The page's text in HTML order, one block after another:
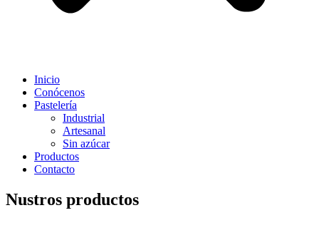
Inicio
Conócenos
Pastelería
Industrial
Artesanal
Sin azúcar
Productos
Contacto
Nustros productos